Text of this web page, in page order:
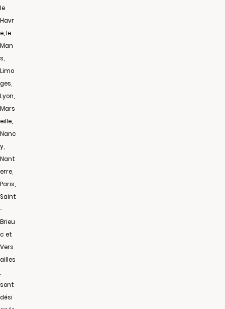
le
Havr
e, le
Man
s,
Limo
ges,
Lyon,
Mars
eille,
Nanc
y,
Nant
erre,
Paris,
Saint
-
Brieu
c et
Vers
ailles
sont
dési